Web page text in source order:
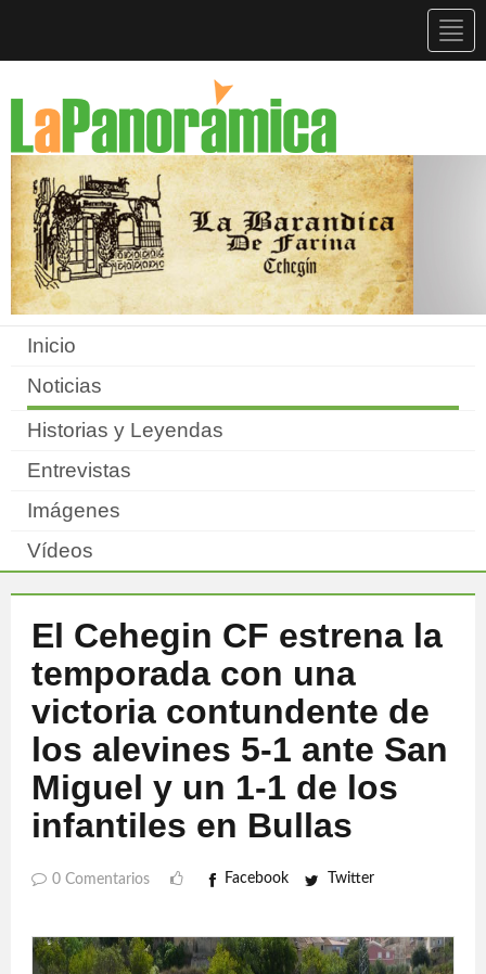
Inicio
Noticias
Historias y Leyendas
Entrevistas
Imágenes
Vídeos
El Cehegin CF estrena la
temporada con una
victoria contundente de
los alevines 5-1 ante San
Miguel y un 1-1 de los
infantiles en Bullas
0 Comentarios Facebook Twitter